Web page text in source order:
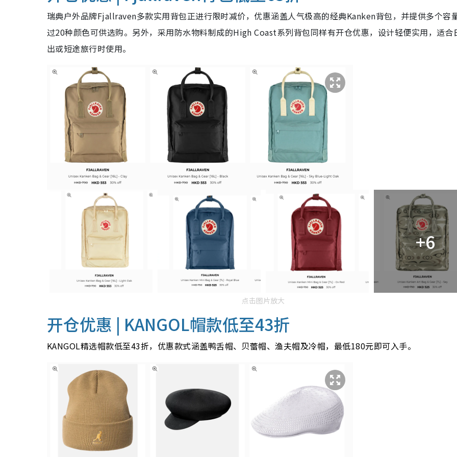
瑞典户外品牌Fjallraven多款实用背包正进行限时减价，优惠涵盖人气极高的经典Kanken背包，并提供多个容
过20种颜色可供选购。 另外，采用防水物料制成的High Coast系列背包同样有开仓优惠，设计轻便实用，适合
出或短途旅行时使用。
+6
点击图片放大
开仓优惠 | KANGOL帽款低至43折
KANGOL精选帽款低至43折，优惠款式涵盖鸭舌帽、贝蕾帽、渔夫帽及冷帽，最低180元即可入手。